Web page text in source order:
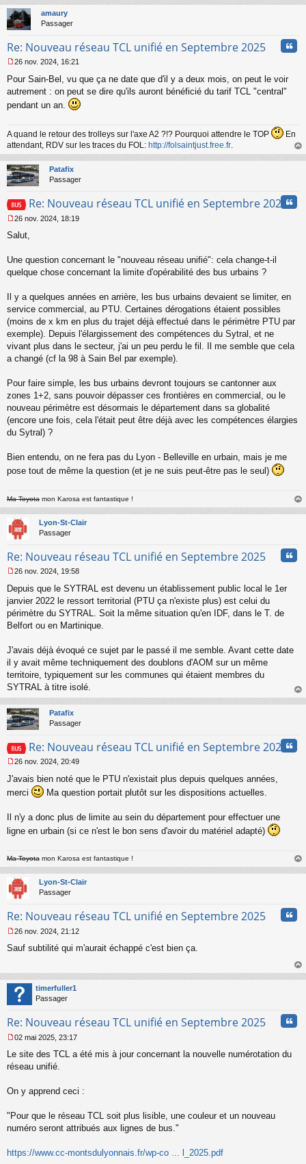
g
e
n
n
u
amaury
Passager
Re: Nouveau réseau TCL unifié en Septembre 2025
e
s
a
e
n
n
l
u
26 nov. 2024, 16:21
Pour Sain-Bel, vu que ça ne date que d'il y a deux mois, on peut le voir
autrement : on peut se dire qu'ils auront bénéficié du tarif TCL "central"
pendant un an.
A quand le retour des trolleys sur l'axe A2 ?!? Pourquoi attendre le TOP
En
attendant, RDV sur les traces du FOL: http://folsaintjust.free.fr.
au
Patafix
Passager
Re: Nouveau réseau TCL unifié en Septembre 2025
e
s
g
n
o
n
u
26 nov. 2024, 18:19
Salut,
Une question concernant le "nouveau réseau unifié": cela change-t-il
quelque chose concernant la limite d'opérabilité des bus urbains ?
Il y a quelques années en arrière, les bus urbains devaient se limiter, en
service commercial, au PTU. Certaines dérogations étaient possibles
(moins de x km en plus du trajet déjà effectué dans le périmètre PTU par
exemple). Depuis l'élargissement des compétences du Sytral, et ne
vivant plus dans le secteur, j'ai un peu perdu le fil. Il me semble que cela
a changé (cf la 98 à Sain Bel par exemple).
Pour faire simple, les bus urbains devront toujours se cantonner aux
zones 1+2, sans pouvoir dépasser ces frontières en commercial, ou le
nouveau périmètre est désormais le département dans sa globalité
(encore une fois, cela l'était peut être déjà avec les compétences élargies
du Sytral) ?
Bien entendu, on ne fera pas du Lyon - Belleville en urbain, mais je me
pose tout de même la question (et je ne suis peut-être pas le seul)
Ma Toyota mon Karosa est fantastique !
au
Lyon-St-Clair
Passager
Re: Nouveau réseau TCL unifié en Septembre 2025
e
s
s
g
n
o
u
26 nov. 2024, 19:58
Depuis que le SYTRAL est devenu un établissement public local le 1er
janvier 2022 le ressort territorial (PTU ça n'existe plus) est celui du
périmètre du SYTRAL. Soit la même situation qu'en IDF, dans le T. de
Belfort ou en Martinique.
J'avais déjà évoqué ce sujet par le passé il me semble. Avant cette date
il y avait même techniquement des doublons d'AOM sur un même
territoire, typiquement sur les communes qui étaient membres du
SYTRAL à titre isolé.
au
Patafix
Passager
Re: Nouveau réseau TCL unifié en Septembre 2025
e
s
g
e
n
l
u
26 nov. 2024, 20:49
J'avais bien noté que le PTU n'existait plus depuis quelques années,
merci
Ma question portait plutôt sur les dispositions actuelles.
Il n'y a donc plus de limite au sein du département pour effectuer une
ligne en urbain (si ce n'est le bon sens d'avoir du matériel adapté)
Ma Toyota mon Karosa est fantastique !
au
Lyon-St-Clair
Passager
Re: Nouveau réseau TCL unifié en Septembre 2025
e
a
g
e
o
l
u
26 nov. 2024, 21:12
Sauf subtilité qui m'aurait échappé c'est bien ça.
au
timerfuller1
Passager
Re: Nouveau réseau TCL unifié en Septembre 2025
e
s
g
n
o
u
02 mai 2025, 23:17
Le site des TCL a été mis à jour concernant la nouvelle numérotation du
réseau unifié.
On y apprend ceci :
"Pour que le réseau TCL soit plus lisible, une couleur et un nouveau
numéro seront attribués aux lignes de bus."
https://www.cc-montsdulyonnais.fr/wp-co ... l_2025.pdf